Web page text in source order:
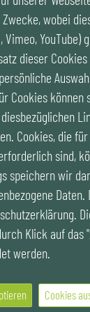
Stoß im Himmel, A-
BAU
wobei
Vimeo, YouTube)
dieser
Cookies
Cookies, die
sind,
speichern wir
Daten.
Klick auf das
werden.
Cookies